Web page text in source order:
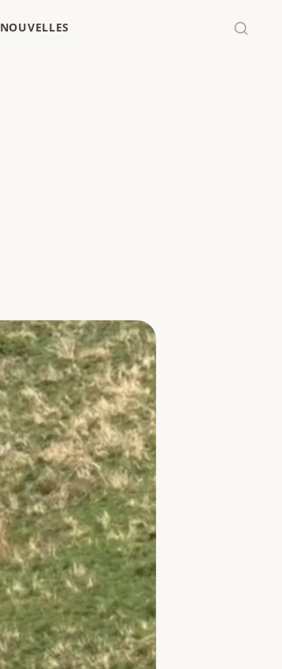
NOUVELLES